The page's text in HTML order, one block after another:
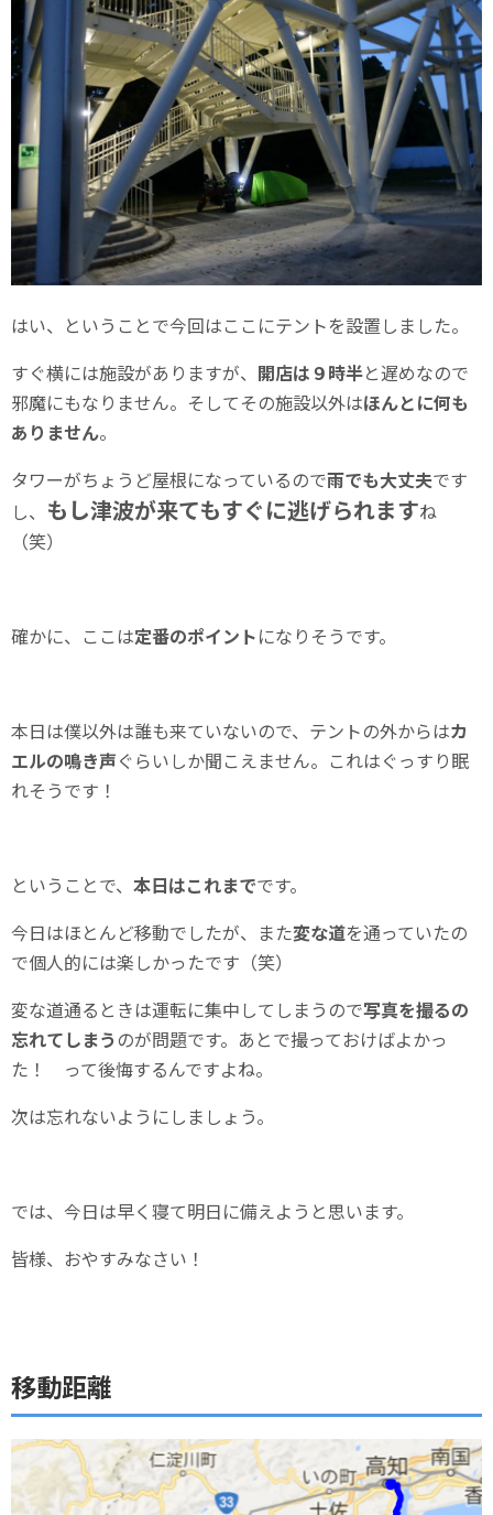
はい、ということで今回はここにテントを設置しました。
すぐ横には施設がありますが、 開店は９時半と遅めなので
邪魔にもなりません。そしてその施設以外はほんとに何も
ありません。
タワーがちょうど屋根になっているので雨でも大丈夫です
し、 もし津波が来てもすぐに逃げられますね
（笑）
確かに、ここは定番のポイントになりそうです。
本日は僕以外は誰も来ていないので、テントの外からはカ
エルの鳴き声ぐらいしか聞こえません。これはぐっすり眠
れそうです！
ということで、 本日はこれまでです。
今日はほとんど移動でしたが、また変な道を通っていたの
で個人的には楽しかったです（笑）
変な道通るときは運転に集中してしまうので写真を撮るの
忘れてしまう のが問題です。あとで撮っておけばよかっ
た！ って後悔するんですよね。
次は忘れないようにしましょう。
では、今日は早く寝て明日に備えようと思います。
皆様、おやすみなさい！
移動距離